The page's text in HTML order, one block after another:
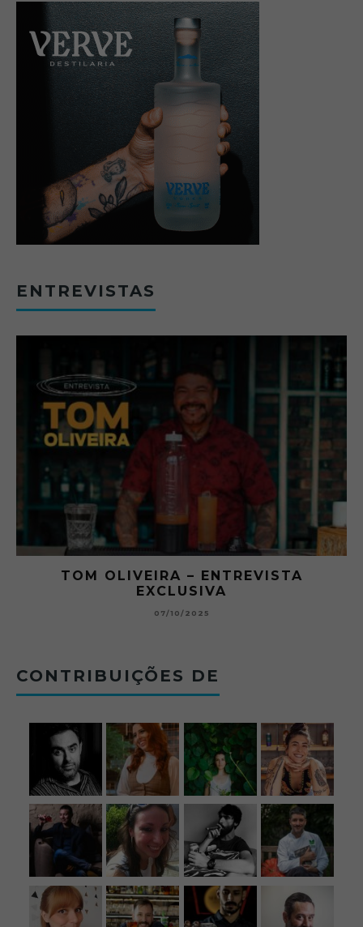
ENTREVISTAS
TOM OLIVEIRA – ENTREVISTA
EXCLUSIVA
07/10/2025
CONTRIBUIÇÕES DE